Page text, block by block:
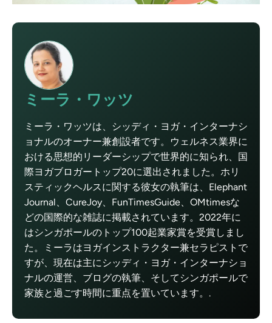
ミーラ・ワッツ
ミーラ・ワッツは、シッディ・ヨガ・インターナシ
ョナルのオーナー兼創設者です。ウェルネス業界に
おける思想的リーダーシップで世界的に知られ、国
際ヨガブロガートップ20に選出されました。ホリ
スティックヘルスに関する彼女の執筆は、Elephant
Journal、CureJoy、FunTimesGuide、OMtimesな
どの国際的な雑誌に掲載されています。2022年に
はシンガポールのトップ100起業家賞を受賞しまし
た。ミーラはヨガインストラクター兼セラピストで
すが、現在は主にシッディ・ヨガ・インターナショ
ナルの運営、ブログの執筆、そしてシンガポールで
家族と過ごす時間に重点を置いています。.